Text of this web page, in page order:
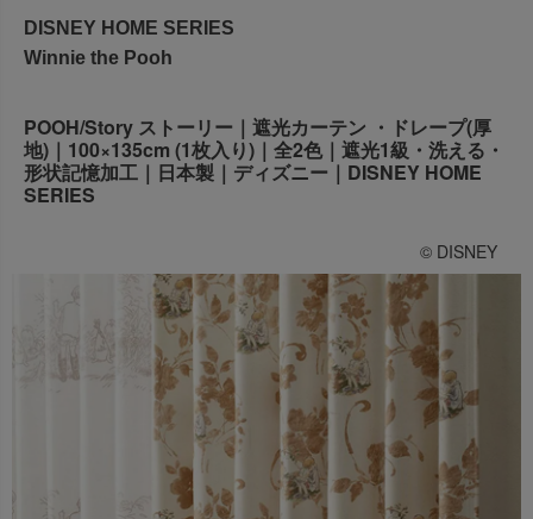
・全国から九州あてのお荷物
・九州から全国あてのお荷物
サービスへの影響が変更となる場合がございます。
お客さまにはご不便をおかけいたしますが、何卒ご理解賜
りますようお願い申し上げます。
いただきますのでよろしくお願いいたします。
商品の出荷は
2026年8月18日(火)以降となります。
→ オーダー商品など、詳しくはこちらから
DISNEY HOME SERIES
Winnie the Pooh
POOH/Story ストーリー｜遮光カーテン ・ドレープ(厚
地)｜100×135cm (1枚入り)｜全2色｜遮光1級・洗える・
形状記憶加工｜日本製｜ディズニー｜DISNEY HOME
SERIES
© DISNEY